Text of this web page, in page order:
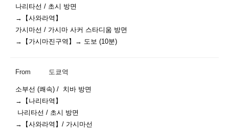
나리타선 / 초시 방면
→【사와라역】
가시마선 / 가시마 사커 스타디움 방면
→【가시마진구역】→ 도보 (10분)
From 도쿄역
소부선 (쾌속) /  치바 방면
→【나리타역】
→【사와라역】/ 가시마선